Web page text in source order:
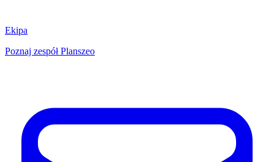
Ekipa
Poznaj zespół Planszeo